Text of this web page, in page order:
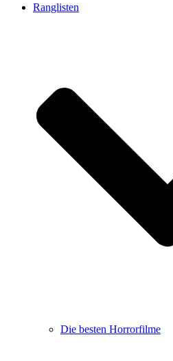
Ranglisten
Die besten Horrorfilme